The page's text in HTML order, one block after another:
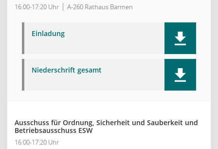
16:00-17:20 Uhr A-260 Rathaus Barmen
Einladung
Niederschrift gesamt
Ausschuss für Ordnung, Sicherheit und Sauberkeit und
Betriebsausschuss ESW
16:00-17:20 Uhr